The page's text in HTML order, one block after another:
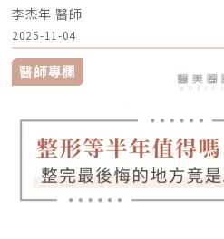
玻尿酸分為三大類型02:09 迷思一、玻尿
打完下巴蘋果肌看起來怪怪的？03:30 迷
05:00 總結LINE官方帳號一對一咨詢
我的頻道👉https://reurl.cc/nY51k8關
https://reurl.cc/XQljva杰膚美診所官網
年醫師FB👉https://reurl.cc/Mzk0nm杰
復興北路50號2樓電話：02-8772-6625
李杰年 醫師
2025-11-04
醫師專欄